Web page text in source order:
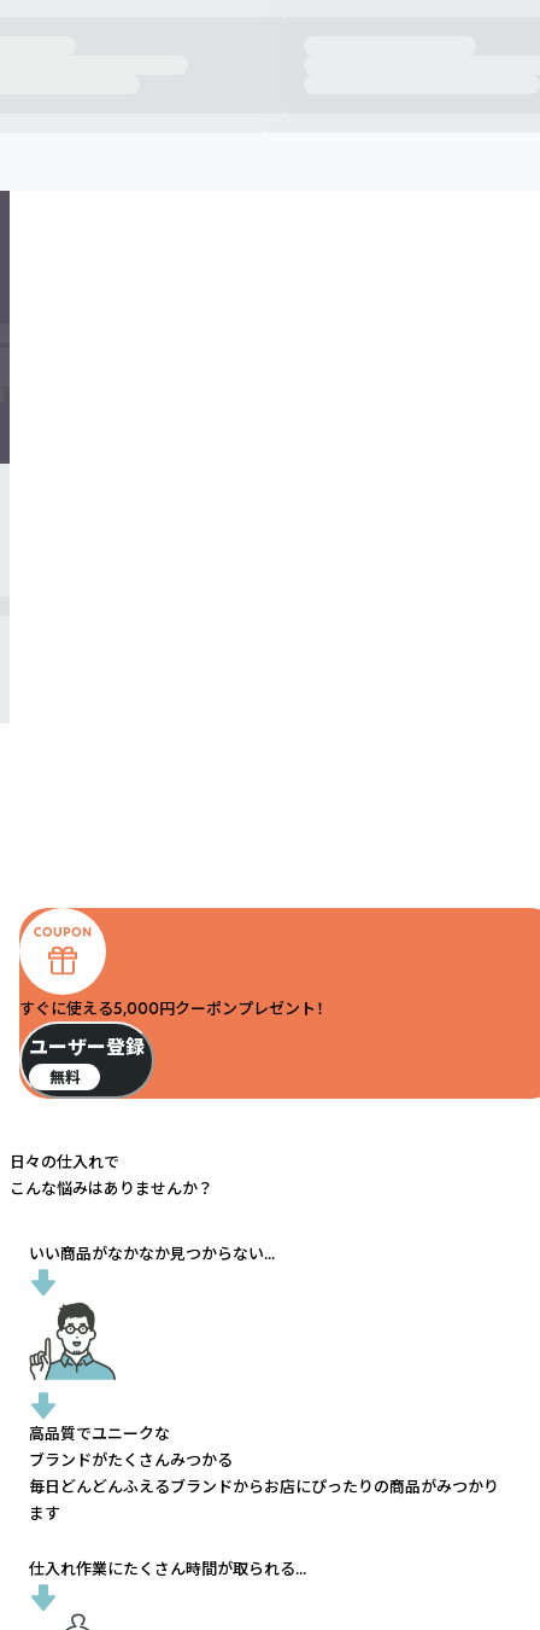
すぐに使える5,000円クーポンプレゼント！
ユーザー登録
無料
日々の仕入れで
こんな悩みはありませんか？
いい商品がなかなか見つからない...
高品質でユニークな
ブランドがたくさんみつかる
毎日どんどんふえるブランドからお店にぴったりの商品がみつかり
ます
仕入れ作業にたくさん時間が取られる...